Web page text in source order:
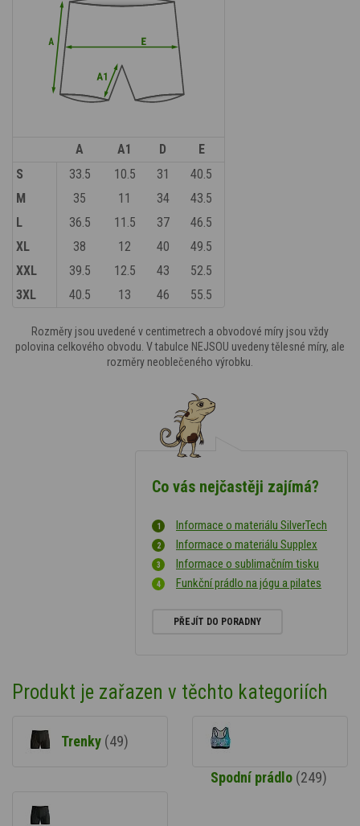
A A1 D
E
S
33.5 10.5 31
40.5
M
35 11 34
43.5
L
36.5 11.5 37
46.5
XL
38 12 40
49.5
XXL
39.5 12.5 43
52.5
3XL
40.5 13 46 55.5
Rozměry jsou uvedené v centimetrech a obvodové míry jsou vždy
polovina celkového obvodu. V tabulce NEJSOU uvedeny tělesné míry, ale
rozměry neoblečeného výrobku.
Co vás nejčastěji zajímá?
Informace o materiálu SilverTech
Informace o materiálu Supplex
Informace o sublimačním tisku
Funkční prádlo na jógu a pilates
PŘEJÍT DO PORADNY
Produkt je zařazen v těchto kategoriích
Trenky (49)
Spodní prádlo (249)